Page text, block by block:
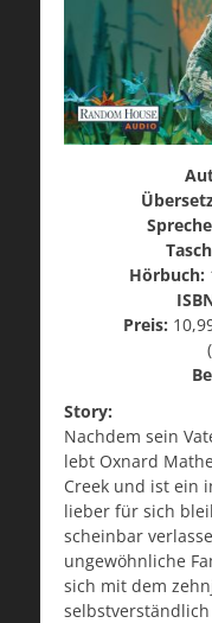
Hörbuch:
Preis:
Story:
Nachdem sein
lebt Oxnard
Creek und ist ein
lieber für sich
scheinbar
ungewöhnliche
sich mit dem